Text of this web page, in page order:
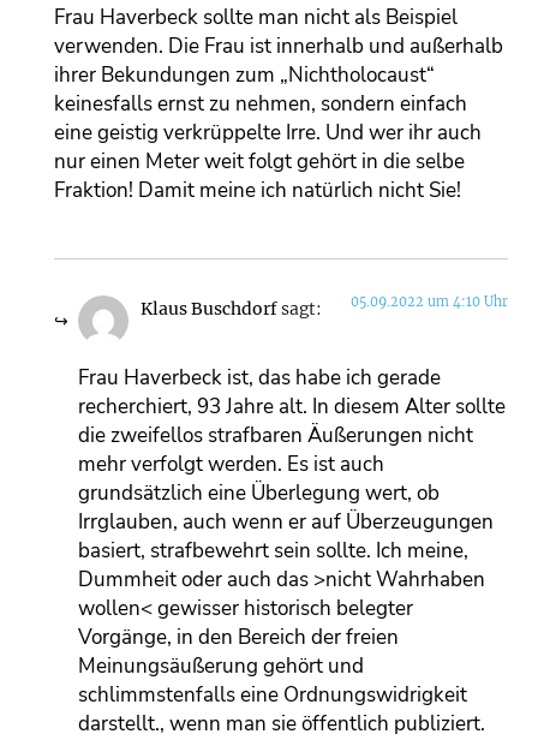
Frau Haverbeck sollte man nicht als Beispiel
verwenden. Die Frau ist innerhalb und außerhalb
ihrer Bekundungen zum „Nichtholocaust“
keinesfalls ernst zu nehmen, sondern einfach
eine geistig verkrüppelte Irre. Und wer ihr auch
nur einen Meter weit folgt gehört in die selbe
Fraktion! Damit meine ich natürlich nicht Sie!
Klaus Buschdorfsagt: 05.09.2022 um 4:10 Uhr
Frau Haverbeck ist, das habe ich gerade
recherchiert, 93 Jahre alt. In diesem Alter sollte
die zweifellos strafbaren Äußerungen nicht
mehr verfolgt werden. Es ist auch
grundsätzlich eine Überlegung wert, ob
Irrglauben, auch wenn er auf Überzeugungen
basiert, strafbewehrt sein sollte. Ich meine,
Dummheit oder auch das >nicht Wahrhaben
wollen< gewisser historisch belegter
Vorgänge, in den Bereich der freien
Meinungsäußerung gehört und
schlimmstenfalls eine Ordnungswidrigkeit
darstellt., wenn man sie öffentlich publiziert.